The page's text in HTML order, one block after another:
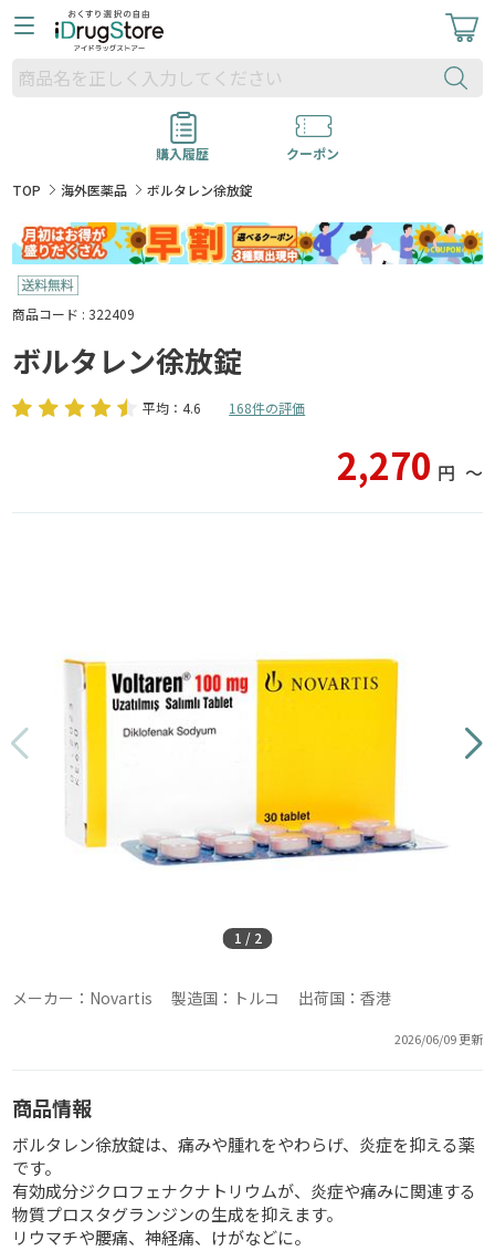
購入履歴
クーポン
TOP
海外医薬品 ボルタレン徐放錠
商品コード : 322409
ボルタレン徐放錠
平均：4.6 168件の評価
2,270 円 〜
1 / 2
メーカー：Novartis 製造国：トルコ 出荷国：香港
2026/06/09 更新
商品情報
ボルタレン徐放錠は、痛みや腫れをやわらげ、炎症を抑える薬
です。
有効成分ジクロフェナクナトリウムが、炎症や痛みに関連する
物質プロスタグランジンの生成を抑えます。
リウマチや腰痛、神経痛、けがなどに。